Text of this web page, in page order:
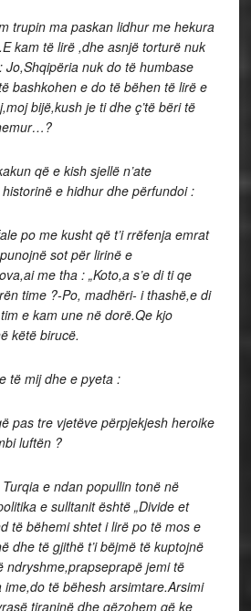
trupin ma paskan lidhur me hekura
kam të lirë ,dhe asnjë torturë nuk
nuk do të humbase
bashkohen e do të bëhen të lirë e
bijë,kush je ti dhe ç’të bëri të
që e kish sjellë n’ate
e hidhur dhe përfundoi :
po me kusht që t’i rrëfenja emrat
sot për lirinë e
me tha : „Koto,a s’e di ti qe
time ?-Po, madhëri- i thashë,e di
e kam une në dorë.Qe kjo
këtë birucë.
të mij dhe e pyeta :
pas tre vjetëve përpjekjesh heroike
luftën ?
e ndan popullin tonë në
e sulltanit është „Divide et
të bëhemi shtet i lirë po të mos e
dhe të gjithë t’i bëjmë të kuptojnë
ndryshme,prapseprapë jemi të
të bëhesh arsimtare.Arsimi
tiraninë dhe gëzohem që ke